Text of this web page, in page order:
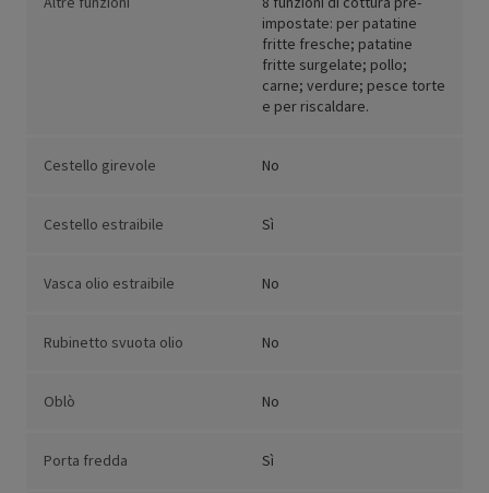
impostate: per patatine
fritte fresche; patatine
fritte surgelate; pollo;
carne; verdure; pesce torte
e per riscaldare.
Cestello girevole No
Cestello estraibile Sì
Vasca olio estraibile No
Rubinetto svuota olio No
Oblò No
Porta fredda Sì